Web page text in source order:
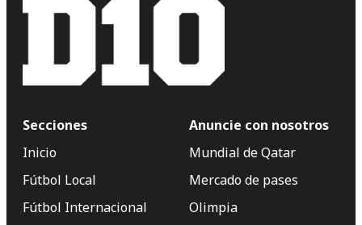
Secciones
Inicio
Fútbol Local
Fútbol Internacional
Anuncie con nosotros
Mundial de Qatar
Mercado de pases
Olimpia